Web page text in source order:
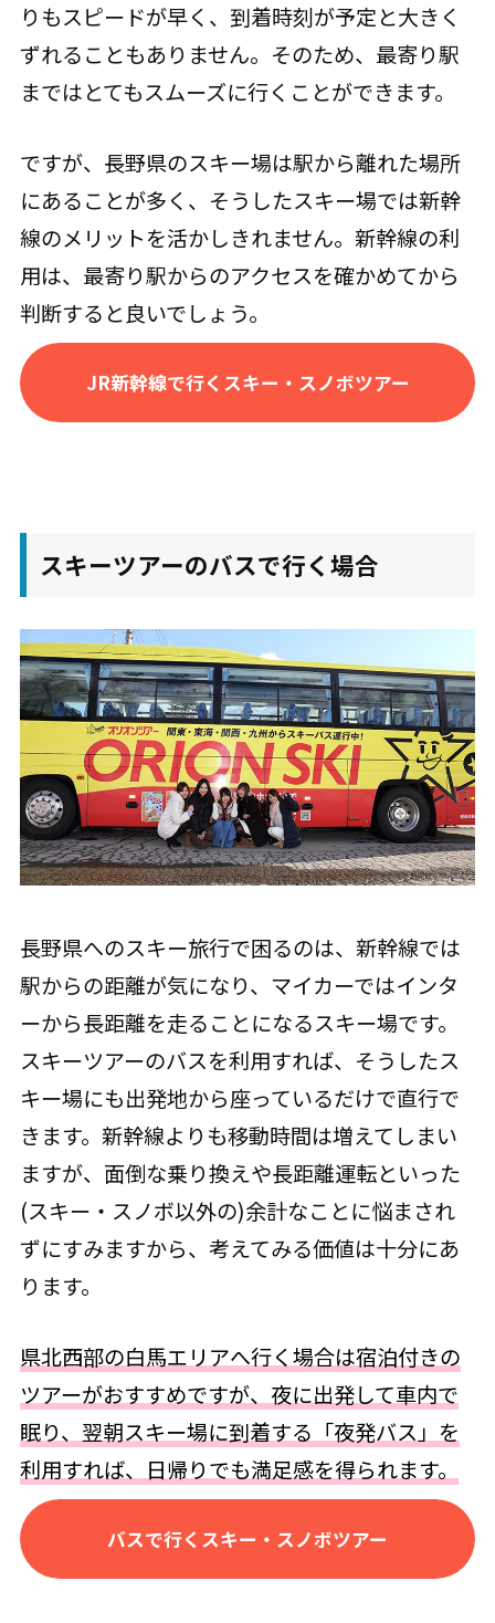
りもスピードが早く、到着時刻が予定と大きく
ずれることもありません。そのため、最寄り駅
まではとてもスムーズに行くことができます。
ですが、長野県のスキー場は駅から離れた場所
にあることが多く、そうしたスキー場では新幹
線のメリットを活かしきれません。新幹線の利
用は、最寄り駅からのアクセスを確かめてから
判断すると良いでしょう。
JR新幹線で行くスキー・スノボツアー
スキーツアーのバスで行く場合
長野県へのスキー旅行で困るのは、新幹線では
駅からの距離が気になり、マイカーではインタ
ーから長距離を走ることになるスキー場です。
スキーツアーのバスを利用すれば、そうしたス
キー場にも出発地から座っているだけで直行で
きます。新幹線よりも移動時間は増えてしまい
ますが、面倒な乗り換えや長距離運転といった
(スキー・スノボ以外の)余計なことに悩まされ
ずにすみますから、考えてみる価値は十分にあ
ります。
県北西部の白馬エリアへ行く場合は宿泊付きの
ツアーがおすすめですが、夜に出発して車内で
眠り、翌朝スキー場に到着する「夜発バス」を
利用すれば、日帰りでも満足感を得られます。
バスで行くスキー・スノボツアー